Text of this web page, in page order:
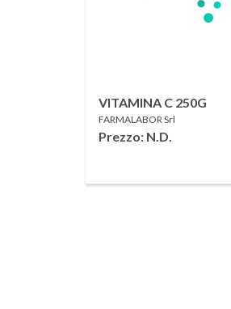
VITAMINA C 250G
FARMALABOR Srl
Prezzo: N.D.